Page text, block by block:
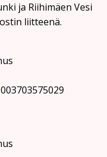
ja Riihimäen Vesi
liitteenä.